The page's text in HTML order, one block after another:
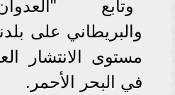
وتابع
والبريطاني على
مستوى الانتشار
في البحر الأحمر.